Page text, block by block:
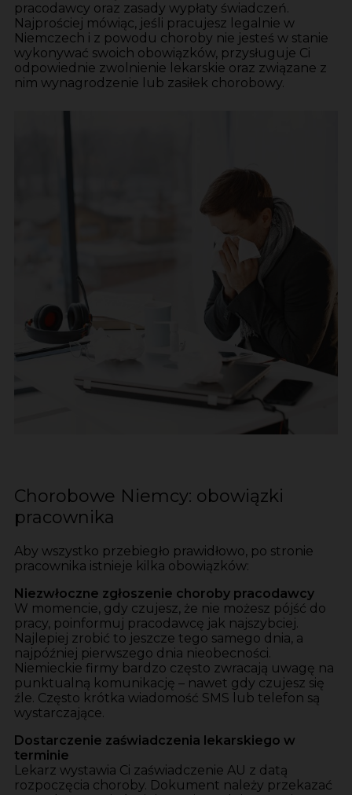
pracodawcy oraz zasady wypłaty świadczeń.
Najprościej mówiąc, jeśli pracujesz legalnie w
Niemczech i z powodu choroby nie jesteś w stanie
wykonywać swoich obowiązków, przysługuje Ci
odpowiednie zwolnienie lekarskie oraz związane z
nim wynagrodzenie lub zasiłek chorobowy.
Chorobowe Niemcy: obowiązki
pracownika
Aby wszystko przebiegło prawidłowo, po stronie
pracownika istnieje kilka obowiązków:
Niezwłoczne zgłoszenie choroby pracodawcy
W momencie, gdy czujesz, że nie możesz pójść do
pracy, poinformuj pracodawcę jak najszybciej.
Najlepiej zrobić to jeszcze tego samego dnia, a
najpóźniej pierwszego dnia nieobecności.
Niemieckie firmy bardzo często zwracają uwagę na
punktualną komunikację – nawet gdy czujesz się
źle. Często krótka wiadomość SMS lub telefon są
wystarczające.
Dostarczenie zaświadczenia lekarskiego w
terminie
Lekarz wystawia Ci zaświadczenie AU z datą
rozpoczęcia choroby. Dokument należy przekazać